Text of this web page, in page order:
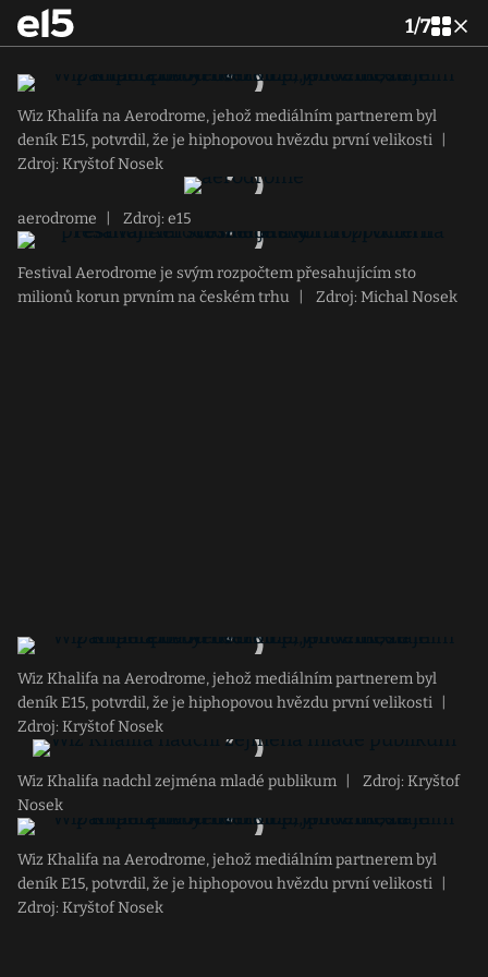
1/7
Wiz Khalifa na Aerodrome, jehož mediálním partnerem byl
deník E15, potvrdil, že je hiphopovou hvězdu první velikosti
Zdroj: Kryštof Nosek
aerodrome Zdroj: e15
Festival Aerodrome je svým rozpočtem přesahujícím sto
milionů korun prvním na českém trhu
Zdroj: Michal Nosek
Wiz Khalifa na Aerodrome, jehož mediálním partnerem byl
deník E15, potvrdil, že je hiphopovou hvězdu první velikosti
Zdroj: Kryštof Nosek
Wiz Khalifa nadchl zejména mladé publikum
Zdroj: Kryštof
Nosek
Wiz Khalifa na Aerodrome, jehož mediálním partnerem byl
deník E15, potvrdil, že je hiphopovou hvězdu první velikosti
Zdroj: Kryštof Nosek